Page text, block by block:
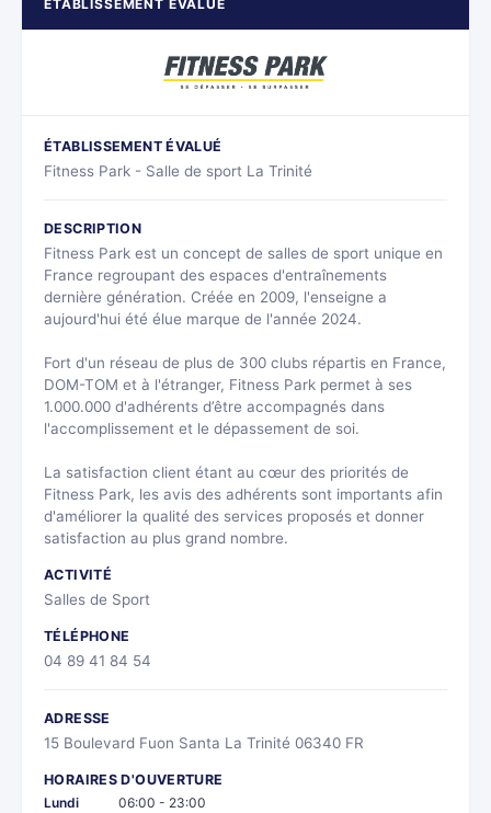
ÉTABLISSEMENT ÉVALUÉ
ÉTABLISSEMENT ÉVALUÉ
Fitness Park - Salle de sport La Trinité
DESCRIPTION
Fitness Park est un concept de salles de sport unique en
France regroupant des espaces d'entraînements
dernière génération. Créée en 2009, l'enseigne a
aujourd'hui été élue marque de l'année 2024.
Fort d'un réseau de plus de 300 clubs répartis en France,
DOM-TOM et à l'étranger, Fitness Park permet à ses
1.000.000 d'adhérents d’être accompagnés dans
l'accomplissement et le dépassement de soi.
La satisfaction client étant au cœur des priorités de
Fitness Park, les avis des adhérents sont importants afin
d'améliorer la qualité des services proposés et donner
satisfaction au plus grand nombre.
ACTIVITÉ
Salles de Sport
TÉLÉPHONE
04 89 41 84 54
ADRESSE
15 Boulevard Fuon Santa La Trinité 06340 FR
HORAIRES D'OUVERTURE
Lundi
06:00 - 23:00